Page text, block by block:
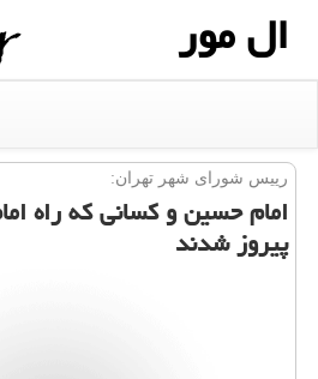
ال مور
رییس شورای شهر تهران:
امام حسین و کسانی که راه
پیروز شدند